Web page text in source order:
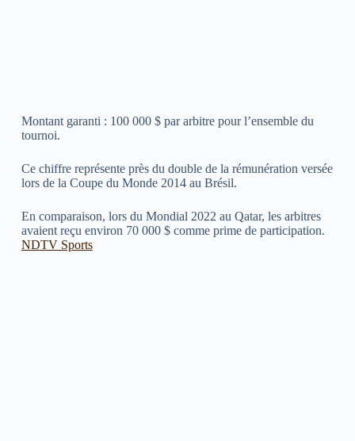
Montant garanti : 100 000 $ par arbitre pour l’ensemble du
tournoi.
Ce chiffre représente près du double de la rémunération versée
lors de la Coupe du Monde 2014 au Brésil.
En comparaison, lors du Mondial 2022 au Qatar, les arbitres
avaient reçu environ 70 000 $ comme prime de participation.
NDTV Sports